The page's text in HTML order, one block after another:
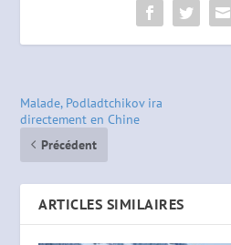
Malade, Podladtchikov ira
directement en Chine
Précédent
ARTICLES SIMILAIRES